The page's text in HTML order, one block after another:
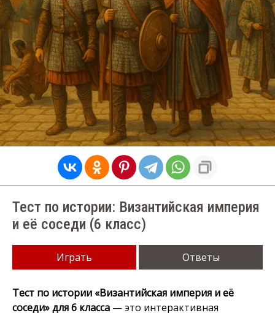
Тест по истории: Византийская империя
и её соседи (6 класс)
Играть Ответы
Тест по истории «Византийская империя и её
соседи» для 6 класса — это интерактивная